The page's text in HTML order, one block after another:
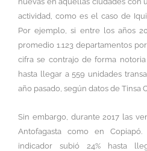
actividad, como es el caso de
Por ejemplo, si entre los años
promedio 1.123 departamentos
cifra se contrajo de forma notoria
hasta llegar a 559 unidades
año pasado, según datos de Tinsa
Sin embargo, durante 2017 las
Antofagasta como en
indicador subió 24% hasta